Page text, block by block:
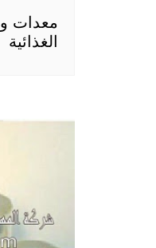
معدات
الغذائية